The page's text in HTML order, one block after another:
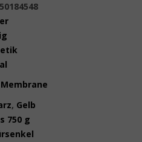
, Gelb
750 g